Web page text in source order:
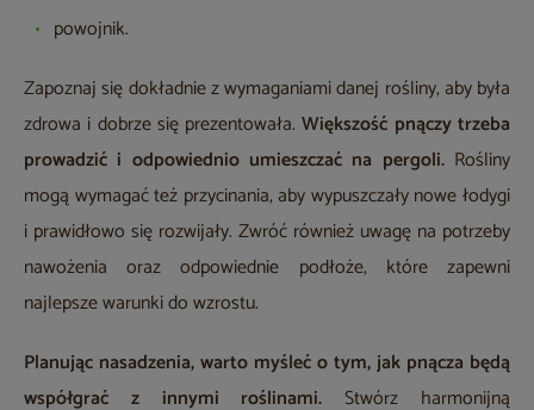
powojnik.
Zapoznaj się dokładnie z wymaganiami danej rośliny, aby była
zdrowa i dobrze się prezentowała.Większość pnączy trzeba
prowadzić i odpowiednio umieszczać na pergoli.Rośliny
mogą wymagać też przycinania, aby wypuszczały nowe łodygi
i prawidłowo się rozwijały. Zwróć również uwagę na potrzeby
nawożenia oraz odpowiednie podłoże, które zapewni
najlepsze warunki do wzrostu.
Planując nasadzenia, warto myśleć o tym, jak pnącza będą
współgrać z innymi roślinami. Stwórz harmonijną